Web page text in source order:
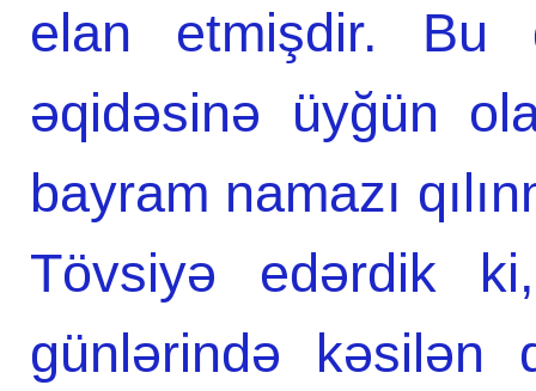
elаn etmişdir. Bu
əqidəsinə üyğün
bayram namazı
Tövsiyə edərdik
günlərində kəsilən